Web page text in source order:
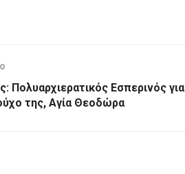
Πολυαρχιερατικός Εσπερινός για
της, Αγία Θεοδώρα